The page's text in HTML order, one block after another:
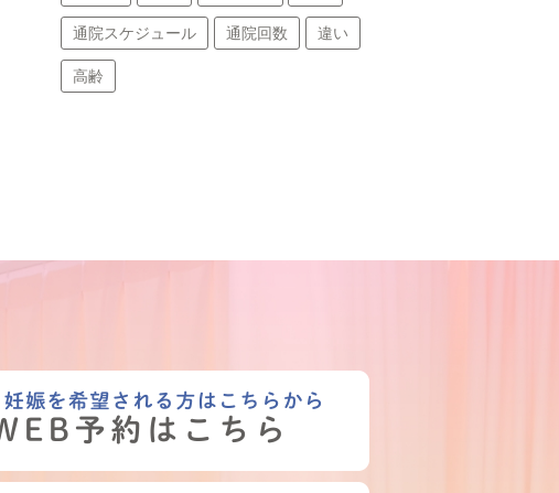
通院スケジュール 通院回数 違い
高齢